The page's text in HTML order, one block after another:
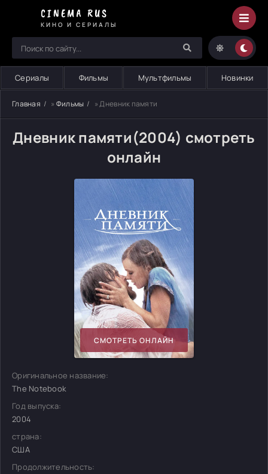
CINEMA RUS
КИНО И СЕРИАЛЫ
Сериалы Фильмы Мультфильмы Новинки
Главная » Фильмы » Дневник памяти
Дневник памяти(2004) смотреть
онлайн
СМОТРЕТЬ ОНЛАЙН
Оригинальное название:
The Notebook
Год выпуска:
2004
страна:
США
Продолжительность: